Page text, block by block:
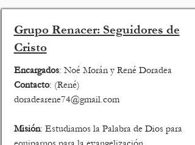
Grupo Renacer: Seguidores de
Cristo
Encargados: Noé Morán y René Doradea
Contacto: (René)
doradearene74@gmail.com
Misión: Estudiamos la Palabra de Dios para